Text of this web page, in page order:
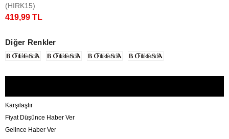
(HIRK15)
419,99 TL
Diğer Renkler
Tükendi Tükendi Tükendi Tükendi
Karşılaştır
Fiyat Düşünce Haber Ver
Gelince Haber Ver